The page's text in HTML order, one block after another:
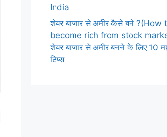
India
शेयर बाजार से अमीर कैसे बने ?(How
become rich from stock
शेयर बाजार से अमीर बनने के लिए 10
टिप्स